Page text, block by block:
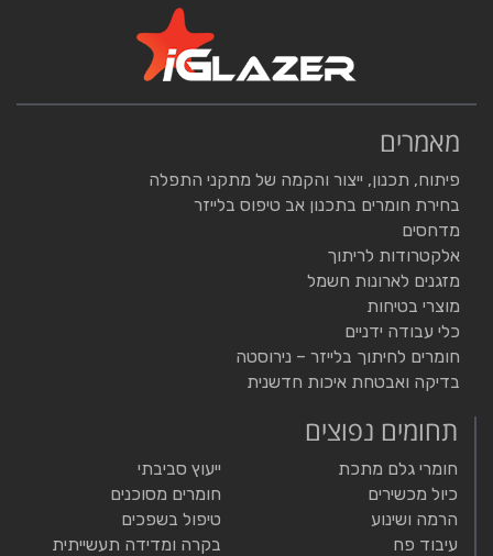
מאמרים
פיתוח, תכנון, ייצור והקמה של מתקני התפלה
בחירת חומרים בתכנון אב טיפוס בלייזר
מדחסים
אלקטרודות לריתוך
מזגנים לארונות חשמל
מוצרי בטיחות
כלי עבודה ידניים
חומרים לחיתוך בלייזר – נירוסטה
בדיקה ואבטחת איכות חדשנית
תחומים נפוצים
חומרי גלם מתכת
כיול מכשירים
הרמה ושינוע
עיבוד פח
ייעוץ סביבתי
חומרים מסוכנים
טיפול בשפכים
בקרה ומדידה תעשייתית